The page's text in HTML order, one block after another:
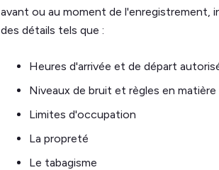
avant ou au moment de l'enregistrement,
des détails tels que :
Heures d'arrivée et de départ
Niveaux de bruit et règles en
Limites d'occupation
La propreté
Le tabagisme